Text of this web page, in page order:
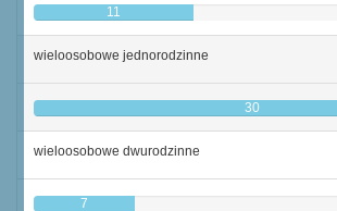
11
wieloosobowe jednorodzinne
30
wieloosobowe dwurodzinne
7